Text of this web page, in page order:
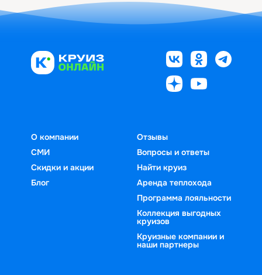
О компании
СМИ
Скидки и акции
Блог
Отзывы
Вопросы и ответы
Найти круиз
Аренда теплохода
Программа лояльности
Коллекция выгодных
круизов
Круизные компании и
наши партнеры